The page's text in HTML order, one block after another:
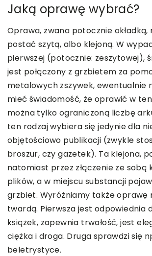
Jaką oprawę wybrać?
Oprawa, zwana potocznie okładką,
postać szytą, albo klejoną. W
pierwszej (potocznie: zeszytowej),
jest połączony z grzbietem za
metalowych zszywek, ewentualnie
mieć świadomość, że oprawić w
można tylko ograniczoną liczbę
ten rodzaj wybiera się jedynie dla
objętościowo publikacji (zwykle
broszur, czy gazetek). Ta klejona,
natomiast przez złączenie ze sobą
plików, a w miejscu substancji
grzbiet. Wyróżniamy także oprawę
twardą. Pierwsza jest odpowiednia
książek, zapewnia trwałość, jest
ciężka i droga. Druga sprawdzi się
beletrystyce.